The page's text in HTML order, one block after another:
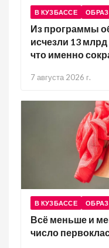
В КУЗБАССЕ
Из программы
исчезли 13
что именно
7 августа 2026 г.
В КУЗБАССЕ
Всё меньше и
число